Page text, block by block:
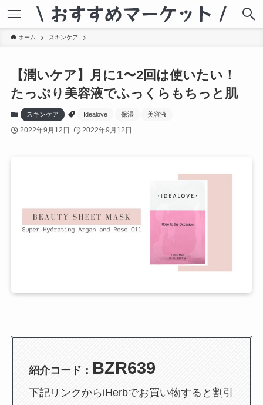
ホーム スキンケア
【潤いケア】月に1〜2回は使いたい！
たっぷり美容液でふっくらもちっと肌
スキンケア Idealove 保湿 美容液
2022年9月12日 2022年9月12日
紹介コード： BZR639
下記リンクからiHerbでお買い物すると割引